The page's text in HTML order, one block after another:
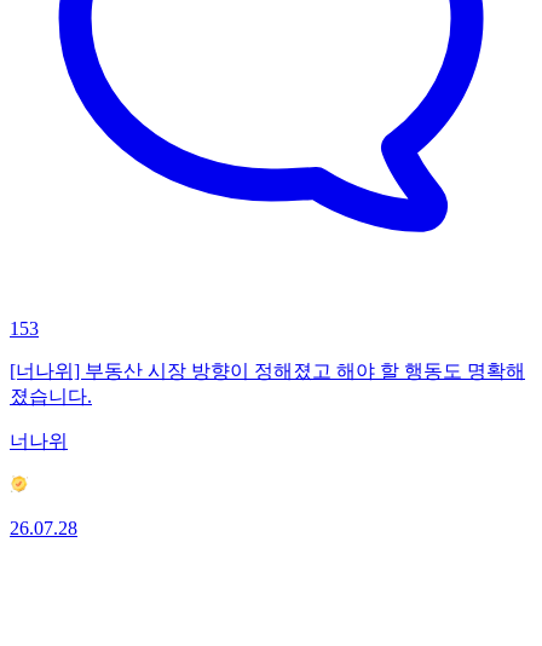
153
[너나위] 부동산 시장 방향이 정해졌고 해야 할 행동도 명확해
졌습니다.
너나위
26.07.28